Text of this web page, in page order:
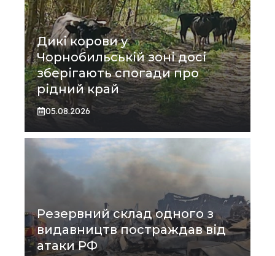
Дикі корови у
Чорнобильській зоні досі
зберігають спогади про
рідний край
05.08.2026
Резервний склад одного з
видавництв постраждав від
атаки РФ